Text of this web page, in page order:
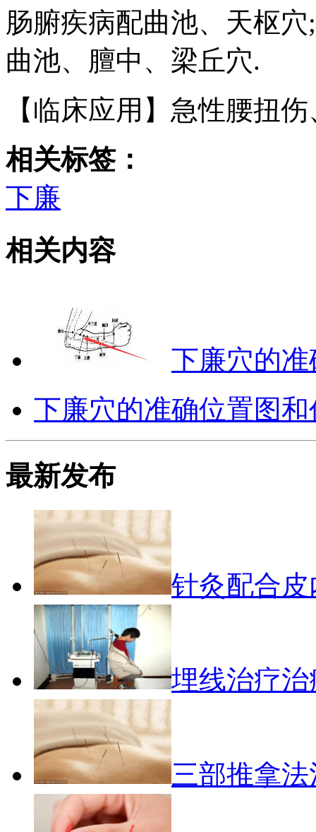
肠腑疾病配曲池、天枢
曲池、膻中、梁丘穴.
【临床应用】急性腰扭
相关标签：
下廉
相关内容
下廉穴的
下廉穴的准确位置图和
最新发布
针灸配合
埋线治疗
三部推拿